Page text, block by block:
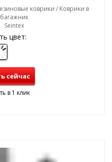
коврики / Коврики в
Seintex
цвет:
сейчас
в 1 клик